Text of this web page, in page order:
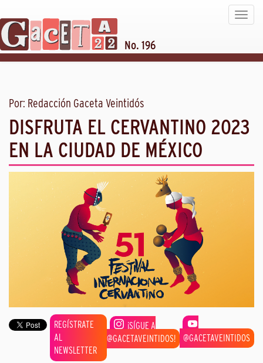
Toggle
No. 196
Por: Redacción Gaceta Veintidós
DISFRUTA EL CERVANTINO 2023
EN LA CIUDAD DE MÉXICO
REGÍSTRATE
AL
NEWSLETTER
¡SÍGUE A
@GACETAVEINTIDOS!
@GACETAVEINTIDOS